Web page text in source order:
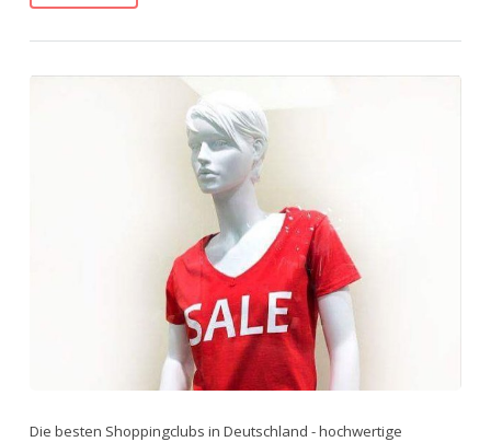
Die besten Shoppingclubs in Deutschland - hochwertige